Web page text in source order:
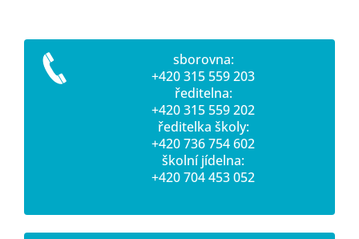
sborovna:
+420 315 559 203
ředitelna:
+420 315 559 202
ředitelka školy:
+420 736 754 602
školní jídelna:
+420 704 453 052